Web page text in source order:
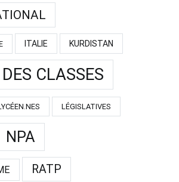
ITALIE KURDISTAN
CLASSES
LÉGISLATIVES
NPA
RATP